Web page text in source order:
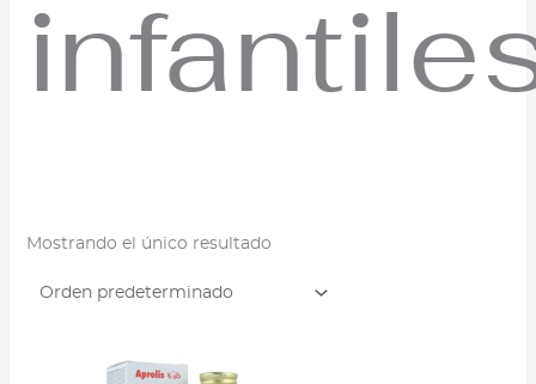
Mostrando el único resultado